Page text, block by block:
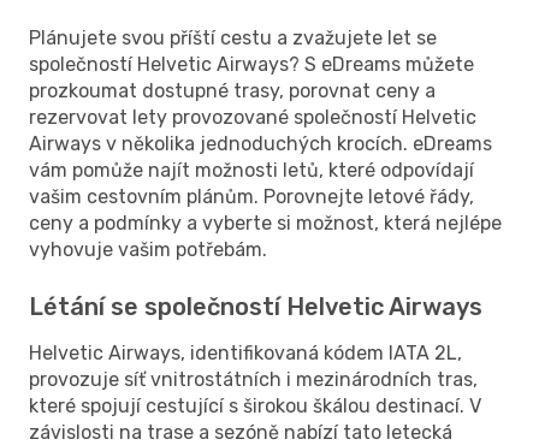
Plánujete svou příští cestu a zvažujete let se
společností Helvetic Airways? S eDreams můžete
prozkoumat dostupné trasy, porovnat ceny a
rezervovat lety provozované společností Helvetic
Airways v několika jednoduchých krocích. eDreams
vám pomůže najít možnosti letů, které odpovídají
vašim cestovním plánům. Porovnejte letové řády,
ceny a podmínky a vyberte si možnost, která nejlépe
vyhovuje vašim potřebám.
Létání se společností Helvetic Airways
Helvetic Airways, identifikovaná kódem IATA 2L,
provozuje síť vnitrostátních i mezinárodních tras,
které spojují cestující s širokou škálou destinací. V
závislosti na trase a sezóně nabízí tato letecká